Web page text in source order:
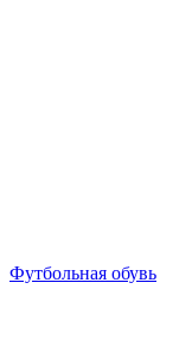
Футбольная обувь